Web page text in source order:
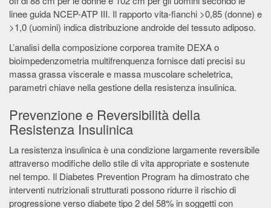
linee guida NCEP-ATP III. Il rapporto vita-fianchi >0,85 (donne) e
>1,0 (uomini) indica distribuzione androide del tessuto adiposo.
L’analisi della composizione corporea tramite DEXA o
bioimpedenzometria multifrenquenza fornisce dati precisi su
massa grassa viscerale e massa muscolare scheletrica,
parametri chiave nella gestione della resistenza insulinica.
Prevenzione e Reversibilità della
Resistenza Insulinica
La resistenza insulinica è una condizione largamente reversibile
attraverso modifiche dello stile di vita appropriate e sostenute
nel tempo. Il Diabetes Prevention Program ha dimostrato che
interventi nutrizionali strutturati possono ridurre il rischio di
progressione verso diabete tipo 2 del 58% in soggetti con